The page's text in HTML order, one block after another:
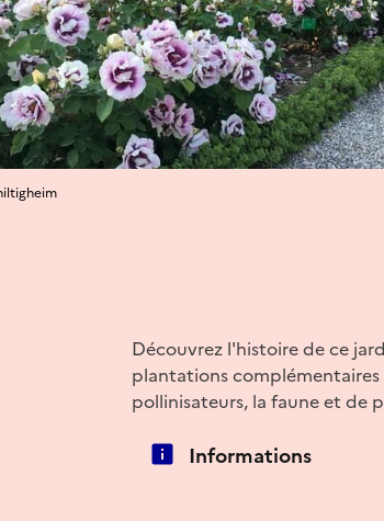
Découvrez l'histoire de ce
plantations
pollinisateurs, la faune et de
Informations